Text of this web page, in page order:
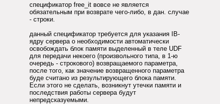
спецификатор free_it вовсе не является
обязательным при возврате чего-либо, в дан. случае
- строки.
данный спецификатор требуется для указания IB-
ядру сервера о необходимости автоматически
освобождать блок памяти выделенный в теле UDF
для передачи некоего (произвольного типа, в 1-ю
очередь - строкового) возвращаемого параметра,
после того, как значение возвращенного параметра
буде считано из результирующего блока памяти.
Если этого не сделать, возникнут утечки памяти и
последствия работы сервера будут
непредсказуемыми.